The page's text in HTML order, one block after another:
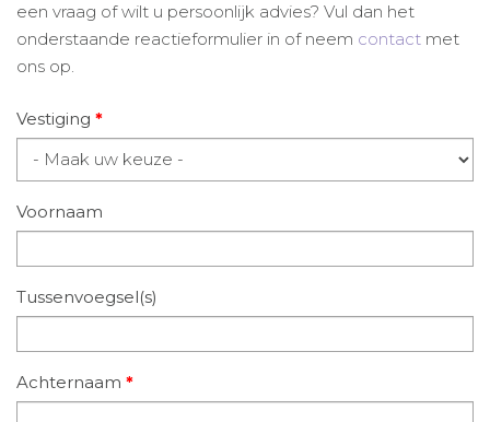
een vraag of wilt u persoonlijk advies? Vul dan het
onderstaande reactieformulier in of neem contact met
ons op.
Vestiging *
Voornaam
Tussenvoegsel(s)
Achternaam *